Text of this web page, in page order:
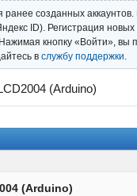
созданных
ID). Регистрация
кнопку «Войти», вы
в службу поддержки
(Arduino)
(Arduino)